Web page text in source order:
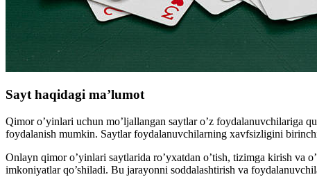
Sayt haqidagi ma’lumot
Qimor o’yinlari uchun mo’ljallangan saytlar o’z foydalanuvchilariga
foydalanish mumkin. Saytlar foydalanuvchilarning xavfsizligini
Onlayn qimor o’yinlari saytlarida ro’yxatdan o’tish, tizimga kirish va
imkoniyatlar qo’shiladi. Bu jarayonni soddalashtirish va